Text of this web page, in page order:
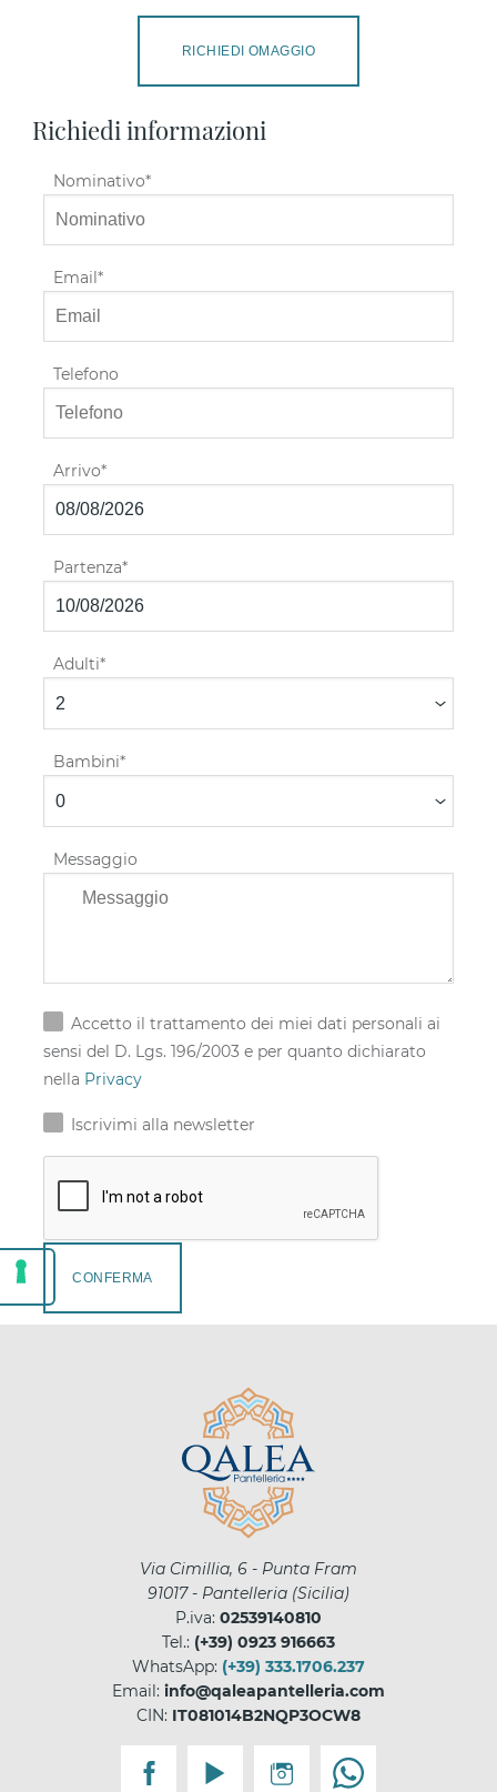
RICHIEDI OMAGGIO
Richiedi informazioni
Nominativo
Email
Telefono
Arrivo
Partenza
Adulti
Bambini
Messaggio
Accetto il trattamento dei miei dati personali ai
sensi del D. Lgs. 196/2003 e per quanto dichiarato
nella Privacy
Iscrivimi alla newsletter
CONFERMA
Via Cimillia, 6 - Punta Fram
91017- Pantelleria (Sicilia)
P.iva: 02539140810
Tel.: (+39) 0923 916663
WhatsApp: (+39) 333.1706.237
Email: info@qaleapantelleria.com
CIN: IT081014B2NQP3OCW8